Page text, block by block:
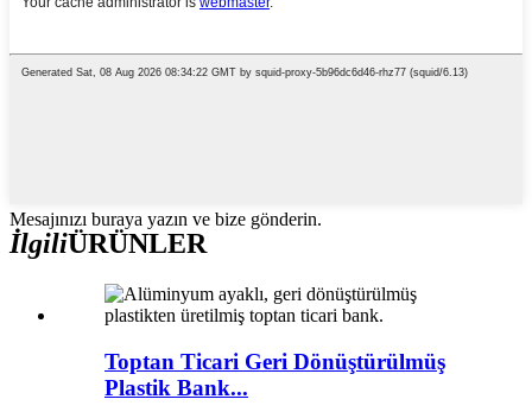
Mesajınızı buraya yazın ve bize gönderin.
İlgiliÜRÜNLER
Toptan Ticari Geri Dönüştürülmüş
Plastik Bank...